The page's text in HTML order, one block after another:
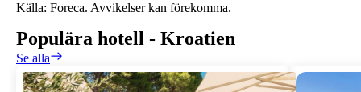
Källa: Foreca. Avvikelser kan förekomma.
Populära hotell - Kroatien
Se alla